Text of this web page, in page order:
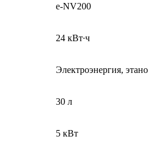
e-NV200
24 кВт∙ч
Электроэнергия,
30 л
5 кВт